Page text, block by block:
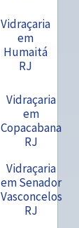
Vidraçaria
em
Humaitá
RJ
Vidraçaria
em
Copacabana
RJ
Vidraçaria
em Senador
Vasconcelos
RJ